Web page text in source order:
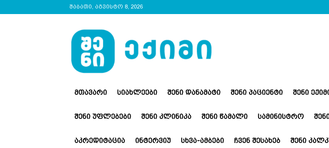
შაბათი, აგვისტო 8, 2026
ᲛᲗᲐᲕᲐᲠᲘ ᲡᲘᲐᲮᲚᲔᲔᲑᲘ ᲨᲔᲜᲘ ᲓᲐᲜᲐᲛᲐᲢᲘ ᲨᲔᲜᲘ ᲞᲐᲪᲘᲔᲜᲢᲘ ᲨᲔᲜᲘ
ᲨᲔᲜᲘ ᲣᲤᲚᲔᲑᲔᲑᲘ ᲨᲔᲜᲘ ᲙᲚᲘᲜᲘᲙᲐ ᲨᲔᲜᲘ ᲬᲐᲛᲐᲚᲘ ᲡᲐᲛᲘᲜᲘᲡᲢᲠᲝ
ᲐᲙᲠᲔᲓᲘᲢᲐᲪᲘᲐ ᲘᲜᲢᲔᲠᲕᲘᲣ ᲡᲮᲕᲐ-ᲐᲛᲑᲔᲑᲘ ᲩᲕᲔᲜ ᲨᲔᲡᲐᲮᲔᲑ ᲨᲔᲜᲘ